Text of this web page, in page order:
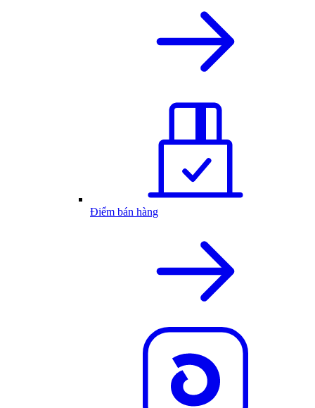
Điểm bán hàng